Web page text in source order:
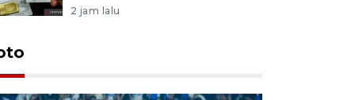
2 jam lalu